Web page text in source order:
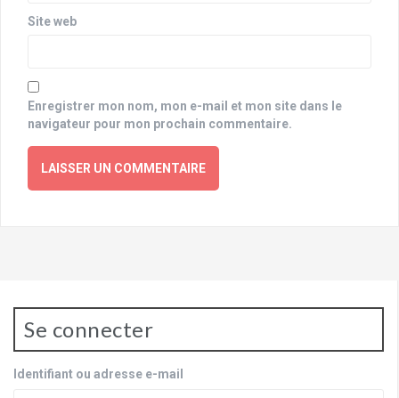
Site web
Enregistrer mon nom, mon e-mail et mon site dans le
navigateur pour mon prochain commentaire.
Se connecter
Identifiant ou adresse e-mail